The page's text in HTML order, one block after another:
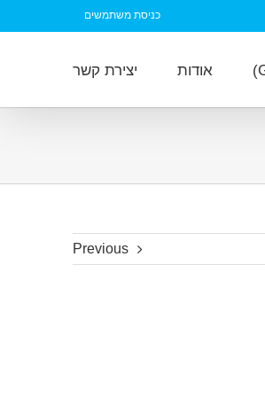
כניסת משתמשים
אודות יצירת קשר
Previous